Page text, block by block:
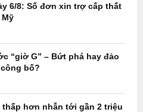
H
6/8: Số đơn xin trợ cấp thất
“giờ G” – Bứt phá hay đảo
bố?
hơn nhẫn tới gần 2 triệu